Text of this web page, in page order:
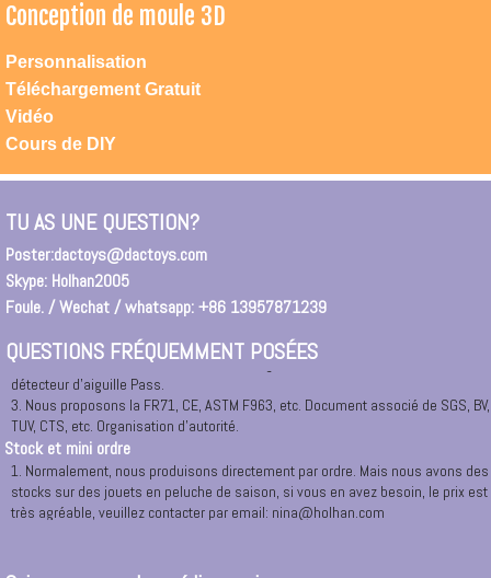
Conception de moule 3D
Personnalisation
Téléchargement Gratuit
Vidéo
Cours de DIY
TU AS UNE QUESTION?
Poster:dactoys@dactoys.com
Skype: Holhan2005
Foule. / Wechat / whatsapp: +86 13957871239
QUESTIONS FRÉQUEMMENT POSÉES
Atteindre dac jouets
1. Vous pouvez nous contacter directement par mobile: 0086 18658223181 ou
0086 13957871239, notre adresse permanente: Ningbo Changement de route
East N ° 165, 1208-1209.
2. Vous pouvez entrer dans \"Ningbo DAC jouets \" dans la recherche Google.
3. Si vous êtes arrivé Ningbo ou Cixi, Yuyao, Huisant, City, vous pouvez nous
Ou vous pouvez demander un taxi à notre bureau à: RM.1208,12 /, 165 # East
Changyang Road, Ningbo.
Certificat de sécurité
1. Tous les matériaux sont 100% de nouveaux matériaux et verts avec
respectueux de l'environnement.
2. Tous les marchandises avant l'emballage sont nécessaires à 100% de
détecteur d'aiguille Pass.
3. Nous proposons la FR71, CE, ASTM F963, etc. Document associé de SGS, BV,
TUV, CTS, etc. Organisation d'autorité.
Stock et mini ordre
1. Normalement, nous produisons directement par ordre. Mais nous avons des
stocks sur des jouets en peluche de saison, si vous en avez besoin, le prix est
très agréable, veuillez contacter par email: nina@holhan.com
2. Notre MOQ. Vient de 500 pcs par conception par couleurs, si vous aviez
besoin de produits de luxe et de fabrication spéciale, nous pouvons envisager